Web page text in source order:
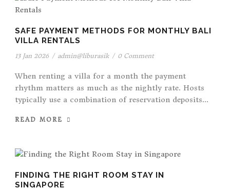
SAFE PAYMENT METHODS FOR MONTHLY BALI
VILLA RENTALS
13 Jan 2026 / admin@liburasik / 0 Comment
When renting a villa for a month the payment
rhythm matters as much as the nightly rate. Hosts
typically use a combination of reservation deposits...
READ MORE
FINDING THE RIGHT ROOM STAY IN
SINGAPORE